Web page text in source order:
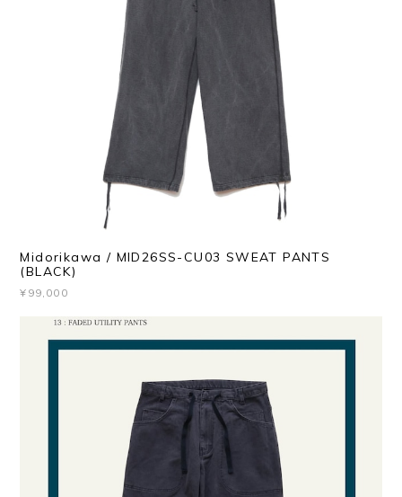
Midorikawa / MID26SS-CU03 SWEAT PANTS
(BLACK)
¥99,000